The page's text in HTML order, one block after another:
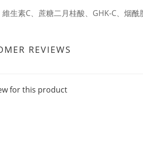
生素C、蔗糖二月桂酸、GHK-C、烟
REVIEWS
for this product